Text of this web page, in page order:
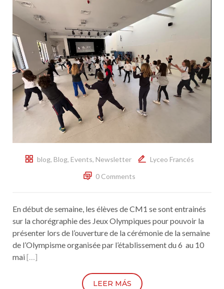
blog, Blog, Events, Newsletter
Lyceo Francés
0 Comments
En début de semaine, les élèves de CM1 se sont entrainés
sur la chorégraphie des Jeux Olympiques pour pouvoir la
présenter lors de l’ouverture de la cérémonie de la semaine
de l’Olympisme organisée par l’établissement du 6 au 10
mai[…]
LEER MÁS